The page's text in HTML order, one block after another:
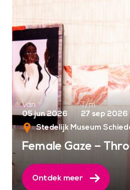
Van
05 jun 2026
T/m
27 sep 2026
Stedelijk Museum
Female Gaze –
Ontdek meer